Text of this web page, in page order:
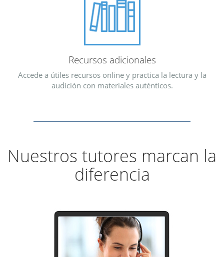
Recursos adicionales
Accede a útiles recursos online y practica la lectura y la
audición con materiales auténticos.
Nuestros tutores marcan la
diferencia